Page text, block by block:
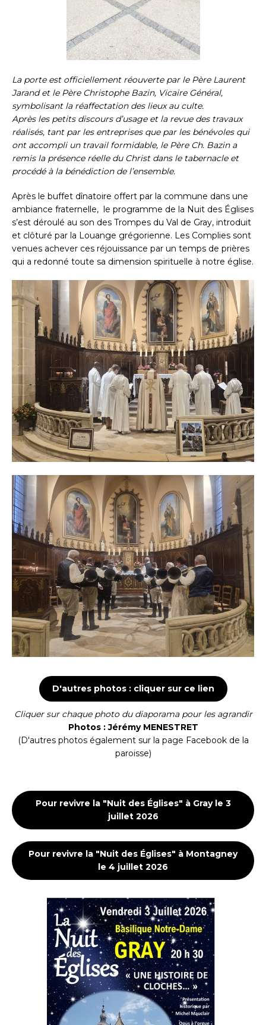
La porte est officiellement réouverte par le Père Laurent
Jarand et le Père Christophe Bazin, Vicaire Général,
symbolisant la réaffectation des lieux au culte.
Après les petits discours d’usage et la revue des travaux
réalisés, tant par les entreprises que par les bénévoles qui
ont accompli un travail formidable, le Père Ch. Bazin a
remis la présence réelle du Christ dans le tabernacle et
procédé à la bénédiction de l’ensemble.
Après le buffet dînatoire offert par la commune dans une
ambiance fraternelle, le programme de la Nuit des Églises
s’est déroulé au son des Trompes du Val de Gray, introduit
et clôturé par la Louange grégorienne. Les Complies sont
venues achever ces réjouissance par un temps de prières
qui a redonné toute sa dimension spirituelle à notre église.
D'autres photos : cliquer sur ce lien
Cliquer sur chaque photo du diaporama pour les agrandir
Photos : Jérémy MENESTRET
(D'autres photos également sur la page Facebook de la
paroisse)
Pour revivre la "Nuit des Églises" à Gray le 3
juillet 2026
Pour revivre la "Nuit des Églises" à Montagney
le 4 juillet 2026